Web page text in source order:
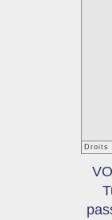
Droits